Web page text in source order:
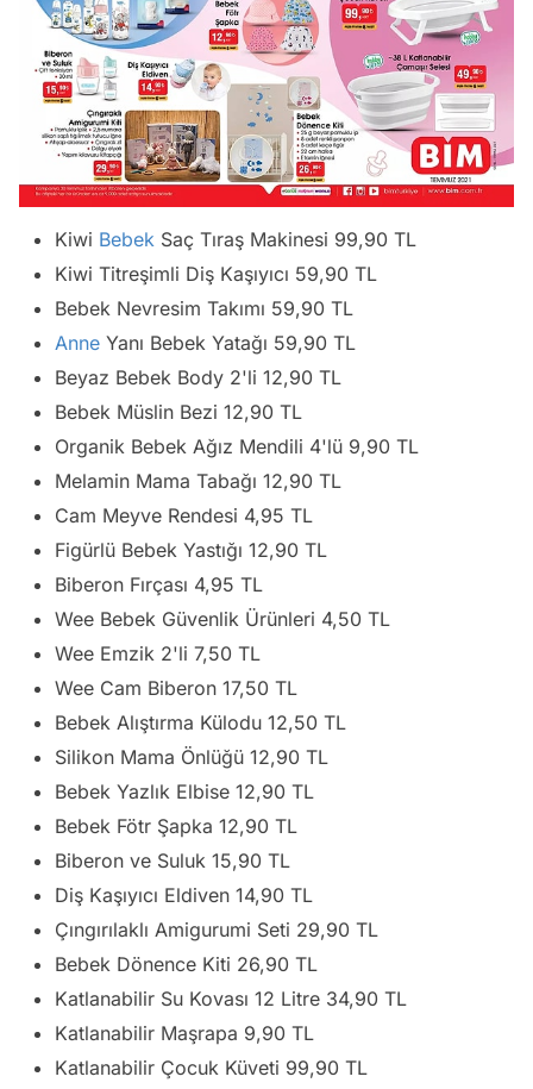
Kiwi Bebek Saç Tıraş Makinesi 99,90 TL
Kiwi Titreşimli Diş Kaşıyıcı 59,90 TL
Bebek Nevresim Takımı 59,90 TL
Anne Yanı Bebek Yatağı 59,90 TL
Beyaz Bebek Body 2'li 12,90 TL
Bebek Müslin Bezi 12,90 TL
Organik Bebek Ağız Mendili 4'lü 9,90 TL
Melamin Mama Tabağı 12,90 TL
Cam Meyve Rendesi 4,95 TL
Figürlü Bebek Yastığı 12,90 TL
Biberon Fırçası 4,95 TL
Wee Bebek Güvenlik Ürünleri 4,50 TL
Wee Emzik 2'li 7,50 TL
Wee Cam Biberon 17,50 TL
Bebek Alıştırma Külodu 12,50 TL
Silikon Mama Önlüğü 12,90 TL
Bebek Yazlık Elbise 12,90 TL
Bebek Fötr Şapka 12,90 TL
Biberon ve Suluk 15,90 TL
Diş Kaşıyıcı Eldiven 14,90 TL
Çıngırılaklı Amigurumi Seti 29,90 TL
Bebek Dönence Kiti 26,90 TL
Katlanabilir Su Kovası 12 Litre 34,90 TL
Katlanabilir Maşrapa 9,90 TL
Katlanabilir Çocuk Küveti 99,90 TL